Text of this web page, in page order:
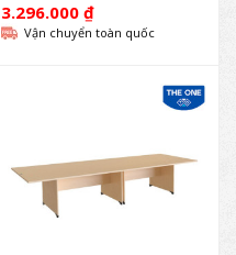
3.296.000 ₫
Vận chuyển toàn quốc